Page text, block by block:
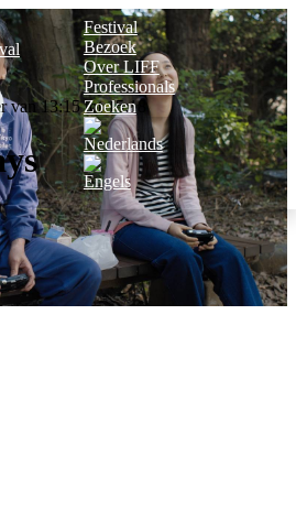
Festival
Bezoek
Over LIFF
Professionals
Zoeken
van 13:15 tot 15:18